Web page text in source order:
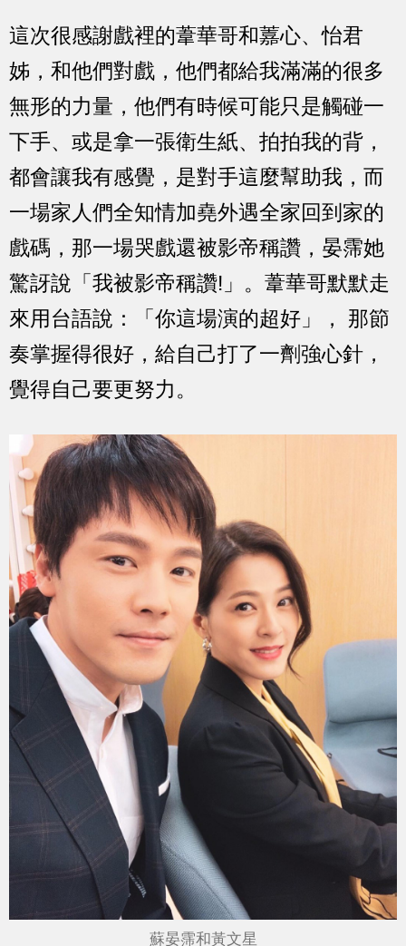
這次很感謝戲裡的葦華哥和䕒心、怡君
姊，和他們對戲，他們都給我滿滿的很多
無形的力量，他們有時候可能只是觸碰一
下手、或是拿一張衛生紙、拍拍我的背，
都會讓我有感覺，是對手這麼幫助我，而
一場家人們全知情加堯外遇全家回到家的
戲碼，那一場哭戲還被影帝稱讚，晏霈她
驚訝說「我被影帝稱讚!」。葦華哥默默走
來用台語說：「你這場演的超好」， 那節
奏掌握得很好，給自己打了一劑強心針，
覺得自己要更努力。
蘇晏霈和黃文星